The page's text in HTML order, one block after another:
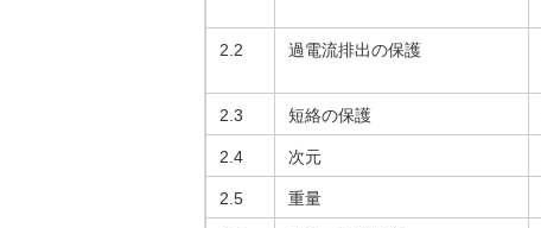
2.2 過電流排出の保護
2.3 短絡の保護
2.4 次元
2.5 重量